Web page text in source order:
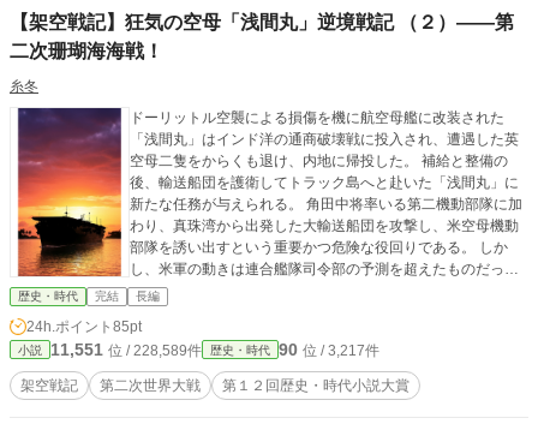
【架空戦記】狂気の空母「浅間丸」逆境戦記 （２）――第
二次珊瑚海海戦！
糸冬
ドーリットル空襲による損傷を機に航空母艦に改装された
「浅間丸」はインド洋の通商破壊戦に投入され、遭遇した英
空母二隻をからくも退け、内地に帰投した。 補給と整備の
後、輸送船団を護衛してトラック島へと赴いた「浅間丸」に
新たな任務が与えられる。 角田中将率いる第二機動部隊に加
わり、真珠湾から出発した大輸送船団を攻撃し、米空母機動
部隊を誘い出すという重要かつ危険な役回りである。 しか
し、米軍の動きは連合艦隊司令部の予測を超えたものだった
——！ 油圧式射出機を装備し、群青色の飛行甲板を持つ異形
の空母「浅間丸」の戦いが再び始まる。 ※過去作「炎立つ真
珠湾」と世界観を共有した内容となります。
歴史・時代 完結 長編
24h.ポイント 85pt
小説 11,551 位 / 228,589件 歴史・時代 90 位 / 3,217件
架空戦記 第二次世界大戦 第１２回歴史・時代小説大賞